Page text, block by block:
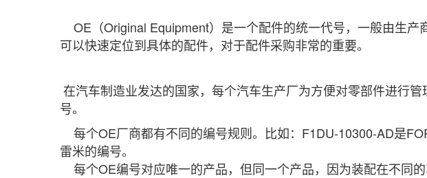
OE（Original Equipment）是一个配件的统一代号，一般由生
可以快速定位到具体的配件，对于配件采购非常的重要。
在汽车制造业发达的国家，每个汽车生产厂为方便对零部件进行
号。
每个OE厂商都有不同的编号规则。比如：F1DU-10300-AD是
雷米的编号。
每个OE编号对应唯一的产品，但同一个产品，因为装配在不同